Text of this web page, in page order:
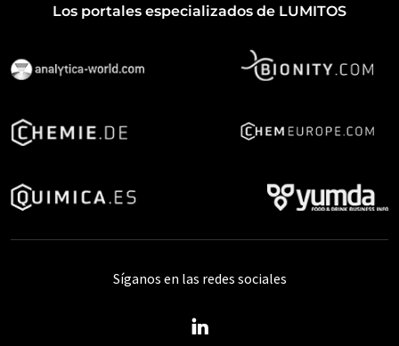
Los portales especializados de LUMITOS
Síganos en las redes sociales